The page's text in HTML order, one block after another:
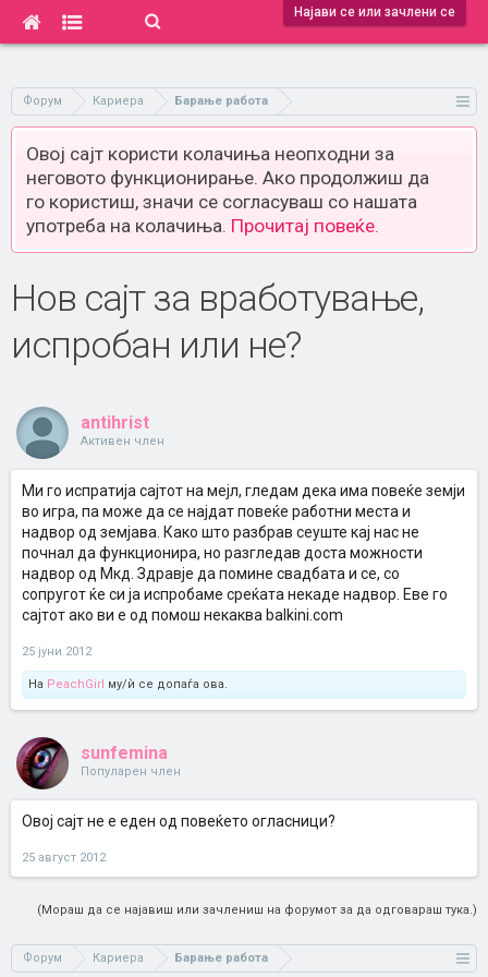
Најави се или зачлени се
Форум Кариера Барање работа
Овој сајт користи колачиња неопходни за
неговото функционирање. Ако продолжиш да
го користиш, значи се согласуваш со нашата
употреба на колачиња. Прочитај повеќе.
Нов сајт за вработување,
испробан или не?
antihrist
Активен член
Ми го испратија сајтот на мејл, гледам дека има повеќе земји
во игра, па може да се најдат повеќе работни места и
надвор од земјава. Како што разбрав сеуште кај нас не
почнал да функционира, но разгледав доста можности
надвор од Мкд. Здравје да помине свадбата и се, со
сопругот ќе си ја испробаме среќата некаде надвор. Еве го
сајтот ако ви е од помош некаква balkini.com
25 јуни 2012
На PeachGirl му/ѝ се допаѓа ова.
sunfemina
Популарен член
Овој сајт не е еден од повеќето огласници?
25 август 2012
(Мораш да се најавиш или зачлениш на форумот за да одговараш тука.)
Форум Кариера Барање работа